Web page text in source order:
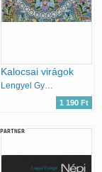
Kalocsai virágok
Lengyel Györgyi
1 190 Ft
PARTNER